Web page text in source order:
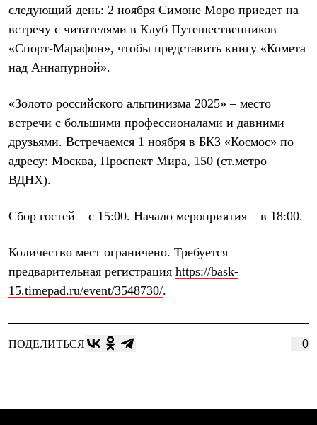
Комбинезоны
Куртки
Брюки
Утепленная синтетикой
Комбинезоны
Куртки
Лёгкая одежда
Толстовки
Брюки
Софтшелл одежда
Куртки
Флисовая одежда
Жилеты
Термобелье
Снаряжение
Палатки и тенты
Рюкзаки
Аксессуары для рюкзаков
следующий день: 2 ноября Симоне Моро приедет на
встречу с читателями в Клуб Путешественников
«Спорт-Марафон», чтобы представить книгу «Комета
над Аннапурной».
«Золото российского альпинизма 2025» – место
встречи с большими профессионалами и давними
друзьями. Встречаемся 1 ноября в БКЗ «Космос» по
адресу: Москва, Проспект Мира, 150 (ст.метро
ВДНХ).
Сбор гостей – с 15:00. Начало мероприятия – в 18:00.
Количество мест ограничено. Требуется
предварительная регистрация https://bask-
15.timepad.ru/event/3548730/.
ПОДЕЛИТЬСЯ 0